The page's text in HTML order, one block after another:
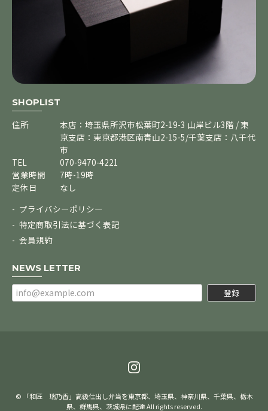
SHOPLIST
住所
本店：埼玉県所沢市松葉町2-19-3 山岸ビル3階 / 東
京支店：東京都港区南青山2-15-5/千葉支店：八千代
市
TEL
070-9470-4221
営業時間
7時-19時
定休日
なし
プライバシーポリシー
特定商取引法に基づく表記
会員規約
NEWS LETTER
登録
© 「和匠 瑞乃香」高級仕出し弁当を東京都、埼玉県、神奈川県、千葉県、栃木
県、群馬県、茨城県に配達 All rights reserved.